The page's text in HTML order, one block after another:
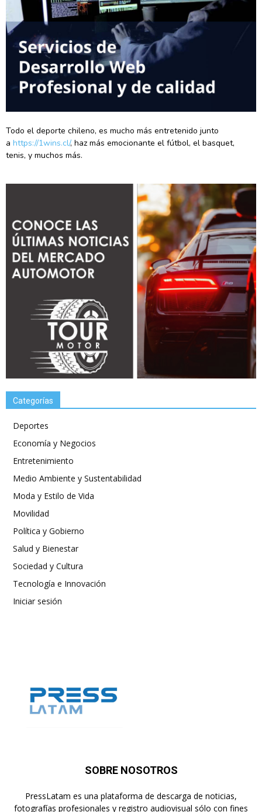
Todo el deporte chileno, es mucho más entretenido junto
a https://1wins.cl/, haz más emocionante el fútbol, el basquet,
tenis, y muchos más.
Categorías
Deportes
Economía y Negocios
Entretenimiento
Medio Ambiente y Sustentabilidad
Moda y Estilo de Vida
Movilidad
Política y Gobierno
Salud y Bienestar
Sociedad y Cultura
Tecnología e Innovación
Iniciar sesión
SOBRE NOSOTROS
PressLatam es una plataforma de descarga de noticias,
fotografías profesionales y registro audiovisual sólo con fines